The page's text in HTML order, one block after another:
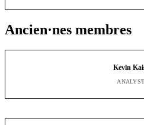
Ancien·nes membres
Kevin